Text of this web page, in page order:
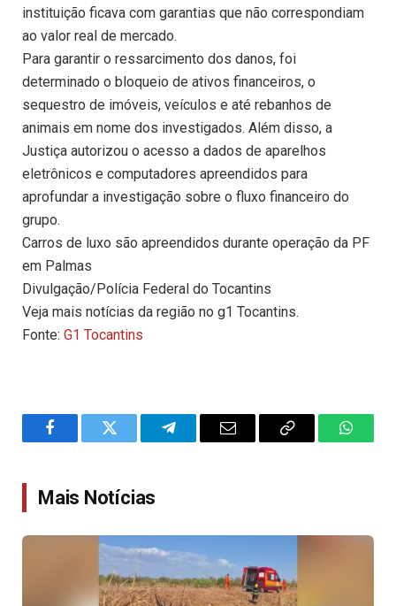
instituição ficava com garantias que não correspondiam
ao valor real de mercado.
Para garantir o ressarcimento dos danos, foi
determinado o bloqueio de ativos financeiros, o
sequestro de imóveis, veículos e até rebanhos de
animais em nome dos investigados. Além disso, a
Justiça autorizou o acesso a dados de aparelhos
eletrônicos e computadores apreendidos para
aprofundar a investigação sobre o fluxo financeiro do
grupo.
Carros de luxo são apreendidos durante operação da PF
em Palmas
Divulgação/Polícia Federal do Tocantins
Veja mais notícias da região no g1 Tocantins.
Fonte: G1 Tocantins
FacebookTwitter TelegramEmail
Copy
Mais Notícias